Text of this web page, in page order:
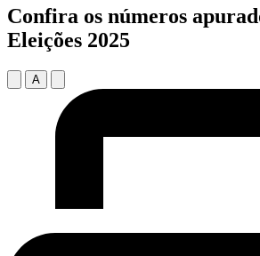
Confira os números
Eleições 2025
A